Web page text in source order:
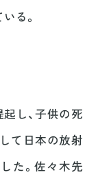
る。
し、子供の死
て日本の放射
た。佐々木先